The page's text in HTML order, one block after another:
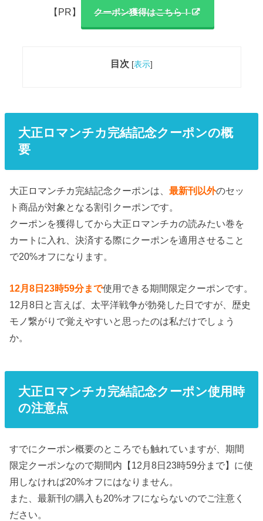
【PR】 クーポン獲得はこちら！
目次 [表示]
大正ロマンチカ完結記念クーポンの概
要
大正ロマンチカ完結記念クーポンは、最新刊以外のセッ
ト商品が対象となる割引クーポンです。
クーポンを獲得してから大正ロマンチカの読みたい巻を
カートに入れ、決済する際にクーポンを適用させること
で20%オフになります。
12月8日23時59分まで使用できる期間限定クーポンです。
12月8日と言えば、太平洋戦争が勃発した日ですが、歴史
モノ繋がりで覚えやすいと思ったのは私だけでしょう
か。
大正ロマンチカ完結記念クーポン使用時
の注意点
すでにクーポン概要のところでも触れていますが、期間
限定クーポンなので期間内【12月8日23時59分まで】に使
用しなければ20%オフにはなりません。
また、最新刊の購入も20%オフにならないのでご注意く
ださい。